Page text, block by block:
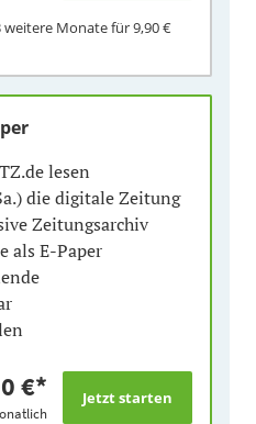
weitere Monate für9,90 €
lesen
die digitale Zeitung
Zeitungsarchiv
als E-Paper
€*